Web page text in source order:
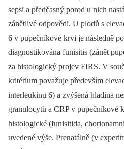
sepsi a předčasný porod u nich
zánětlivé odpovědi. U plodů s
6 v pupečníkové krvi je následně
diagnostikována funisitis (zánět
za histologický projev FIRS. V
kritérium považuje především
interleukinu 6) a zvýšená hladina
granulocytů a CRP v pupečníkové
histologické (funisitida,
uvedené výše. Prenatálně (v